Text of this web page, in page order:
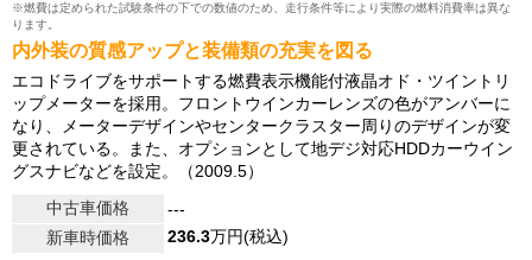
※燃費は定められた試験条件の下での数値のため、走行条件等により実際の燃料消費率は異な
ります。
内外装の質感アップと装備類の充実を図る
エコドライブをサポートする燃費表示機能付液晶オド・ツイントリ
ップメーターを採用。フロントウインカーレンズの色がアンバーに
なり、メーターデザインやセンタークラスター周りのデザインが変
更されている。また、オプションとして地デジ対応HDDカーウイン
グスナビなどを設定。（2009.5）
中古車価格
---
新車時価格
236.3万円(税込)